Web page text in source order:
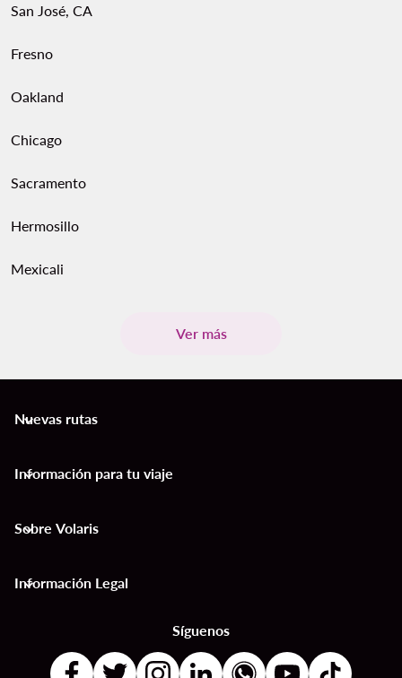
San José, CA
Fresno
Oakland
Chicago
Sacramento
Hermosillo
Mexicali
Ver más
Nuevas rutas
keyboard_arrow_down
Información para tu viaje
keyboard_arrow_down
Sobre Volaris
keyboard_arrow_down
Información Legal
keyboard_arrow_down
Síguenos